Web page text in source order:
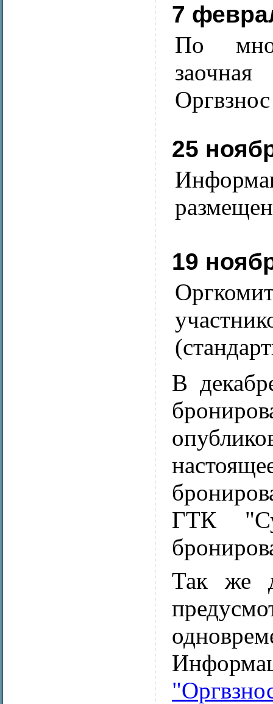
7
По
25
19
В
ГТК
Так же